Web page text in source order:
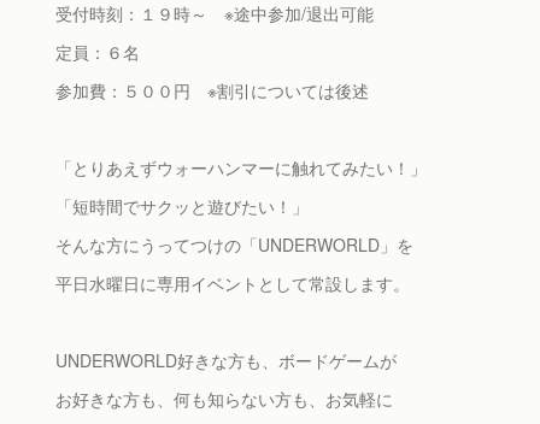
受付時刻：１９時～ ※途中参加/退出可能
定員：６名
参加費：５００円 ※割引については後述
「とりあえずウォーハンマーに触れてみたい！」
「短時間でサクッと遊びたい！」
そんな方にうってつけの「UNDERWORLD」を
平日水曜日に専用イベントとして常設します。
UNDERWORLD好きな方も、ボードゲームが
お好きな方も、何も知らない方も、お気軽に